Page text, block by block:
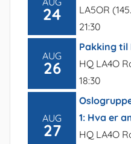
24
LA5OR
21:30
AUG
26
Pakking til
HQ LA4O
18:30
AUG
27
1: Hva er
HQ LA4O